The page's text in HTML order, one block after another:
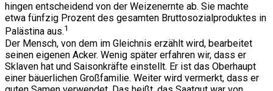
hingen entscheidend von der Weizenernte ab. Sie machte
etwa fünfzig Prozent des gesamten Bruttosozialproduktes in
Palästina aus.1
Der Mensch, von dem im Gleichnis erzählt wird, bearbeitet
seinen eigenen Acker. Wenig später erfahren wir, dass er
Sklaven hat und Saisonkräfte einstellt. Er ist das Oberhaupt
einer bäuerlichen Großfamilie. Weiter wird vermerkt, dass er